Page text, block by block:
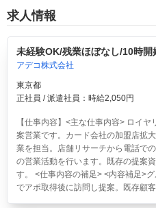
求人情報
未経験OK/残業ほぼなし/10時
アデコ株式会社
東京都
正社員 / 派遣社員：時給2,050円
【仕事内容】<主な仕事内容> ロイ
案営業です。カード会社の加盟店拡
業を担当。店舗リサーチから電話で
の営業活動を行います。既存の提案
す。 <仕事内容の補足> <内容補足>
でアポ取得後に訪問し提案。既存顧